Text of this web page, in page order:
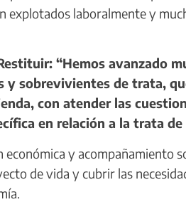
explotados laboralmente y
“Hemos avanzado
y sobrevivientes de trata,
con atender las
en relación a la trata de
y acompañamiento
de vida y cubrir las